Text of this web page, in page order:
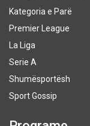
Kategoria e Parë
Premier League
La Liga
Serie A
Shumësportësh
Sport Gossip